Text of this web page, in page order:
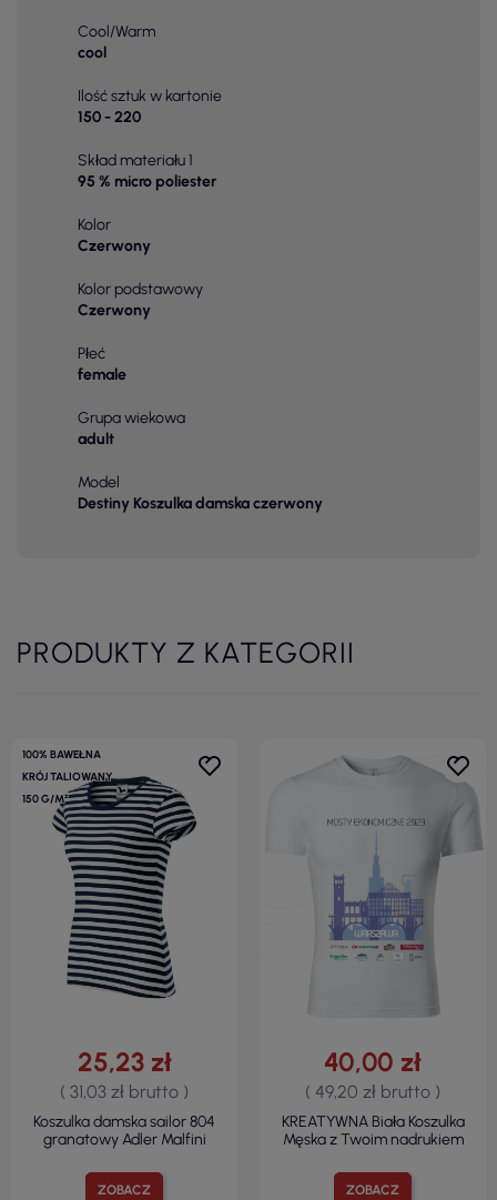
Cool/Warm
cool
Ilość sztuk w kartonie
150 - 220
Skład materiału 1
95 % micro poliester
Kolor
Czerwony
Kolor podstawowy
Czerwony
Płeć
female
Grupa wiekowa
adult
Model
Destiny Koszulka damska czerwony
PRODUKTY Z KATEGORII
100% BAWEŁNA
KRÓJ TALIOWANY
150 G/M²
ZOBACZ
25,23 zł
( 31,03 zł brutto )
Koszulka damska sailor 804
granatowy Adler Malfini
ZOBACZ
40,00 zł
( 49,20 zł brutto )
KREATYWNA Biała Koszulka
Męska z Twoim nadrukiem